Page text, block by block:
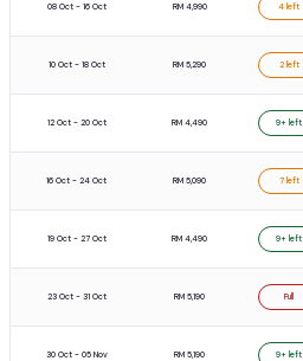
08 Oct - 16 Oct RM 4,990 4 left
10 Oct - 18 Oct RM 5,290 2 left
12 Oct - 20 Oct RM 4,490 9+ left
16 Oct - 24 Oct RM 5,090 7 left
19 Oct - 27 Oct RM 4,490 9+ left
23 Oct - 31 Oct RM 5,190 Full
30 Oct - 05 Nov RM 5,190 9+ left